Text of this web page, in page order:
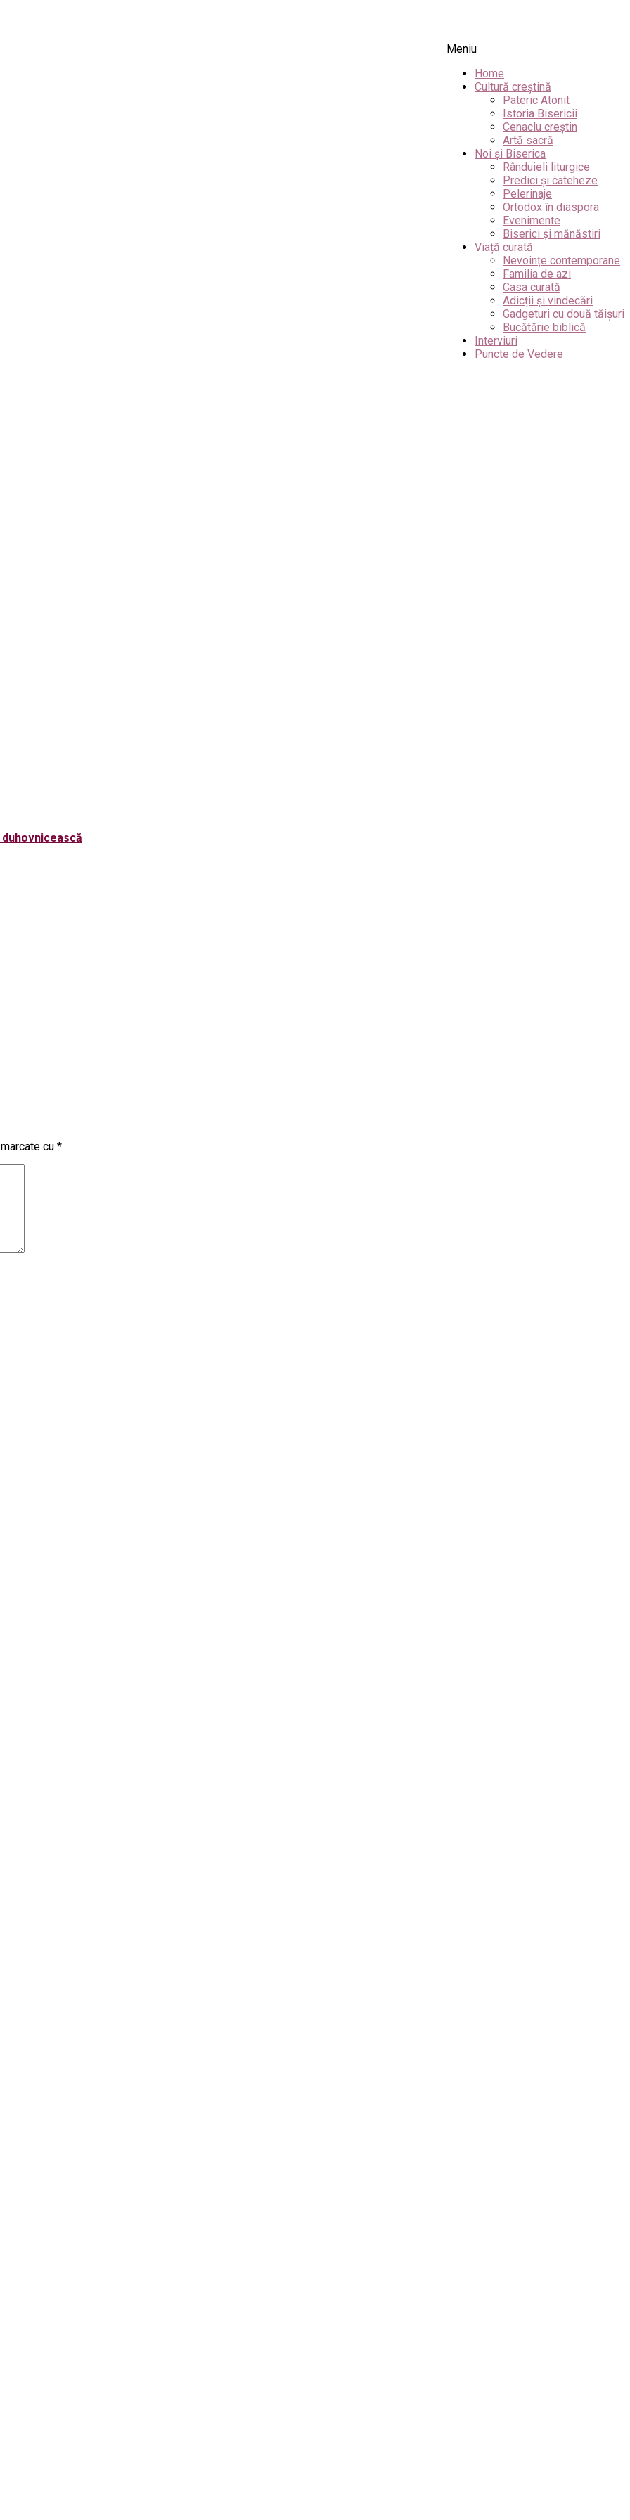
Meniu
Home
Cultură creștină
Pateric Atonit
Istoria Bisericii
Cenaclu creștin
Artă sacră
Noi și Biserica
Rânduieli liturgice
Predici și cateheze
Pelerinaje
Ortodox în diaspora
Evenimente
Biserici și mănăstiri
Viață curată
Nevoințe contemporane
Familia de azi
Casa curată
Adicții și vindecări
Gadgeturi cu două tăișuri
Bucătărie biblică
Interviuri
Puncte de Vedere
cu *